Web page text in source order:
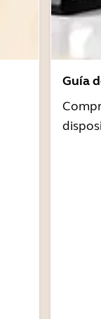
Guía